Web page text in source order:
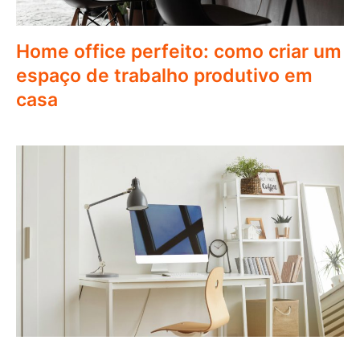
Home office perfeito: como criar um
espaço de trabalho produtivo em
casa